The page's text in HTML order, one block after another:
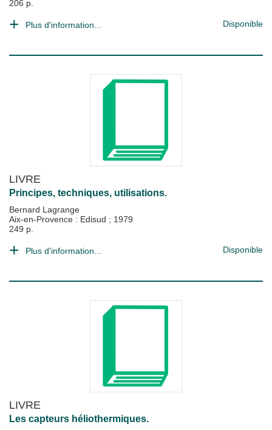
206 p.
Plus d'information... Disponible
LIVRE
Principes, techniques, utilisations.
Bernard Lagrange
Aix-en-Provence : Edisud ; 1979
249 p.
Plus d'information... Disponible
LIVRE
Les capteurs héliothermiques.